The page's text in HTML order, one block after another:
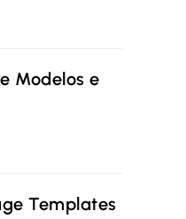
Modelos e
Templates